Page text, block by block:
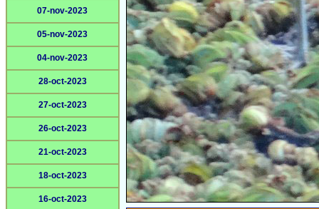
07-nov-2023
05-nov-2023
04-nov-2023
28-oct-2023
27-oct-2023
26-oct-2023
21-oct-2023
18-oct-2023
16-oct-2023